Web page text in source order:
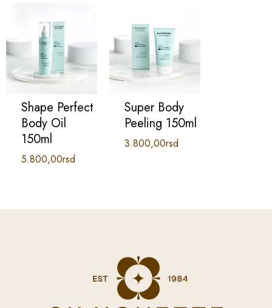
Shape Perfect
Body Oil
150ml
5.800,00rsd
Super Body
Peeling 150ml
3.800,00rsd